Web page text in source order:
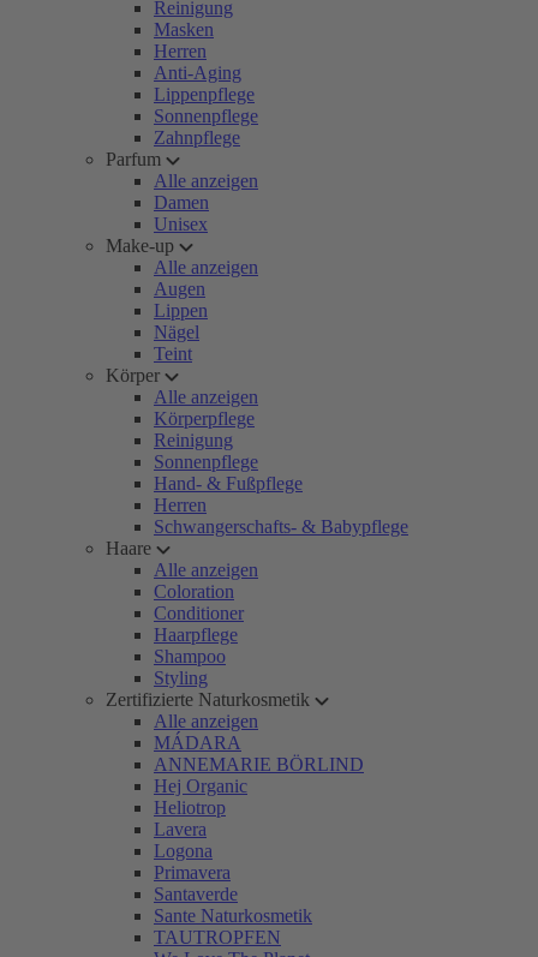
Reinigung
Masken
Herren
Anti-Aging
Lippenpflege
Sonnenpflege
Zahnpflege
Parfum
Alle anzeigen
Damen
Unisex
Make-up
Alle anzeigen
Augen
Lippen
Nägel
Teint
Körper
Alle anzeigen
Körperpflege
Reinigung
Sonnenpflege
Hand- & Fußpflege
Herren
Schwangerschafts- & Babypflege
Haare
Alle anzeigen
Coloration
Conditioner
Haarpflege
Shampoo
Styling
Zertifizierte Naturkosmetik
Alle anzeigen
MÁDARA
ANNEMARIE BÖRLIND
Hej Organic
Heliotrop
Lavera
Logona
Primavera
Santaverde
Sante Naturkosmetik
TAUTROPFEN